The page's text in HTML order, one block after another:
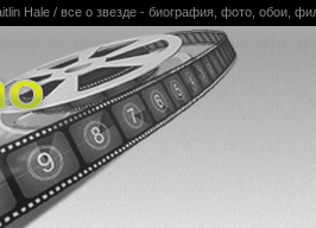
Hale / все о звезде - биография, фото, обои,